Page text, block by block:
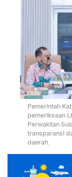
Pemerintah
pemeriksaan
Perwakilan
transparansi
daerah.